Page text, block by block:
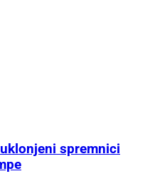
spremnici